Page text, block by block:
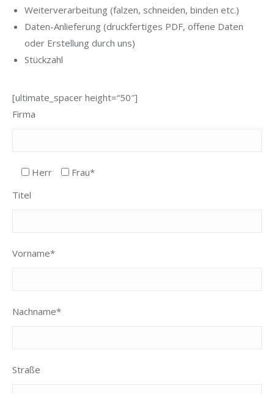
Weiterverarbeitung (falzen, schneiden, binden etc.)
Daten-Anlieferung (druckfertiges PDF, offene Daten
oder Erstellung durch uns)
Stückzahl
[ultimate_spacer height=“50″]
Firma
Herr
Frau*
Titel
Vorname*
Nachname*
Straße